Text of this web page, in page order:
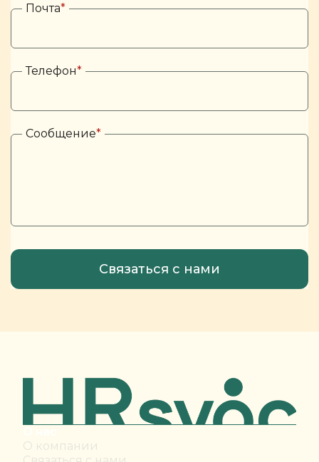
Почта*
Телефон*
Сообщение*
О компании